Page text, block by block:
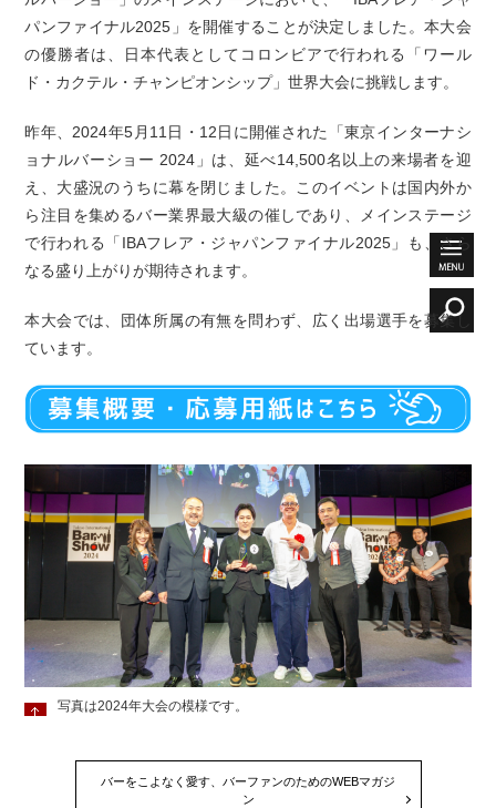
パンファイナル2025」を開催することが決定しました。本大会
の優勝者は、日本代表としてコロンビアで行われる「ワール
ド・カクテル・チャンピオンシップ」世界大会に挑戦します。
昨年、2024年5月11日・12日に開催された「東京インターナシ
ョナルバーショー 2024」は、延べ14,500名以上の来場者を迎
え、大盛況のうちに幕を閉じました。このイベントは国内外か
ら注目を集めるバー業界最大級の催しであり、メインステージ
で行われる「IBAフレア・ジャパンファイナル2025」も、さら
なる盛り上がりが期待されます。
本大会では、団体所属の有無を問わず、広く出場選手を募集し
ています。
写真は2024年大会の模様です。
バーをこよなく愛す、バーファンのためのWEBマガジ
ン